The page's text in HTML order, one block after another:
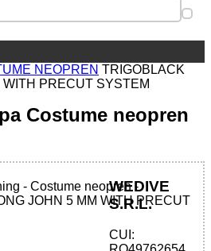
NEOPREN TRIGOBLACK
PRECUT SYSTEM
Costume neopren
WEDIVE
S.R.L.
CUI: